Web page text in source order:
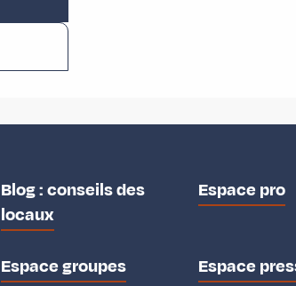
Blog : conseils des
locaux
Espace pro
Espace groupes Espace